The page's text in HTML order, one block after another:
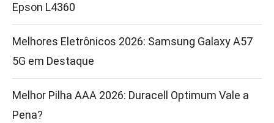
Epson L4360
Melhores Eletrônicos 2026: Samsung Galaxy A57
5G em Destaque
Melhor Pilha AAA 2026: Duracell Optimum Vale a
Pena?